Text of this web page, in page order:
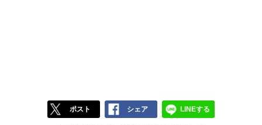
ポスト シェア LINEする